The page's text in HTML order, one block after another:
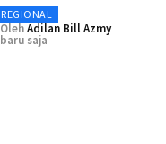
REGIONAL
OlehAdilan Bill Azmy
baru saja